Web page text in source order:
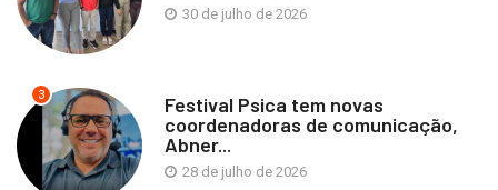
30 de julho de 2026
3
Festival Psica tem novas
coordenadoras de comunicação,
Abner...
28 de julho de 2026